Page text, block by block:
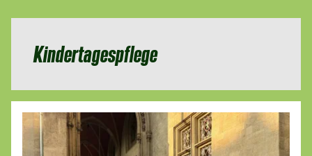
Kindertagespflege